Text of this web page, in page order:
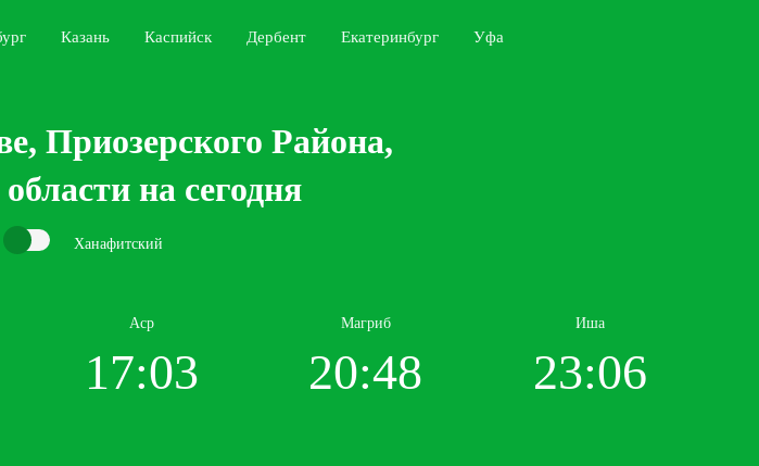
Казань Каспийск Дербент Екатеринбург Уфа
Приозерского Района,
на сегодня
Ханафитский
Аср
17:03
Магриб
20:48
Иша
23:06